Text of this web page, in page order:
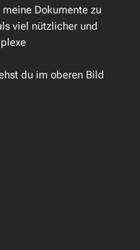
Dokumente zu
viel nützlicher und
du im oberen Bild